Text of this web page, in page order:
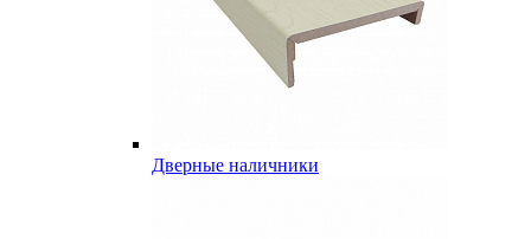
Дверные наличники